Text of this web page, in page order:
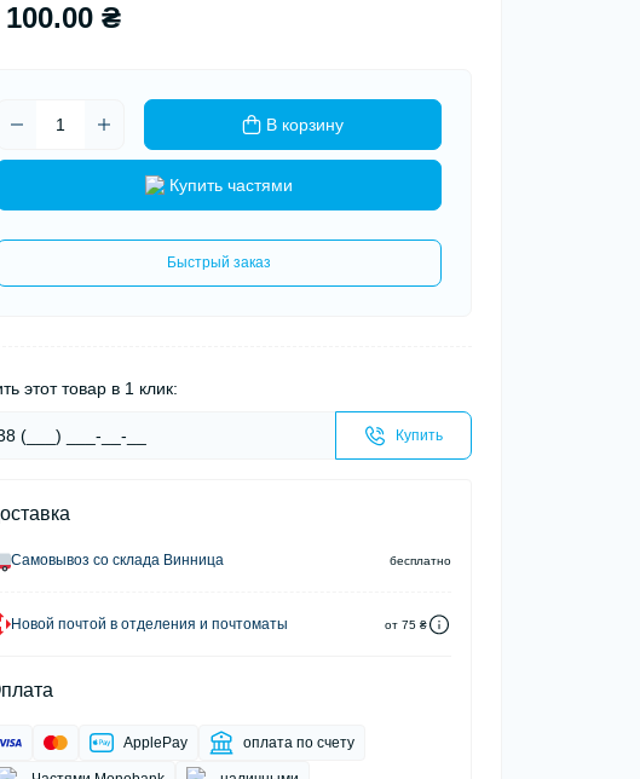
100.00 ₴
В корзину
Купить частями
Быстрый заказ
этот товар в 1 клик:
Купить
Самовывоз со склада Винница бесплатно
Новой почтой в отделения и почтоматы от 75 ₴
ApplePay оплата по счету